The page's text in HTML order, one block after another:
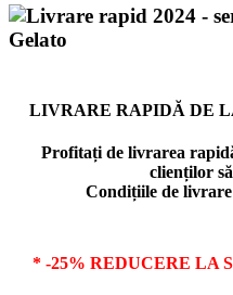
LIVRARE RAPIDĂ DE
Profitați de livrarea
clienților
Condițiile de
* -25% REDUCERE LA